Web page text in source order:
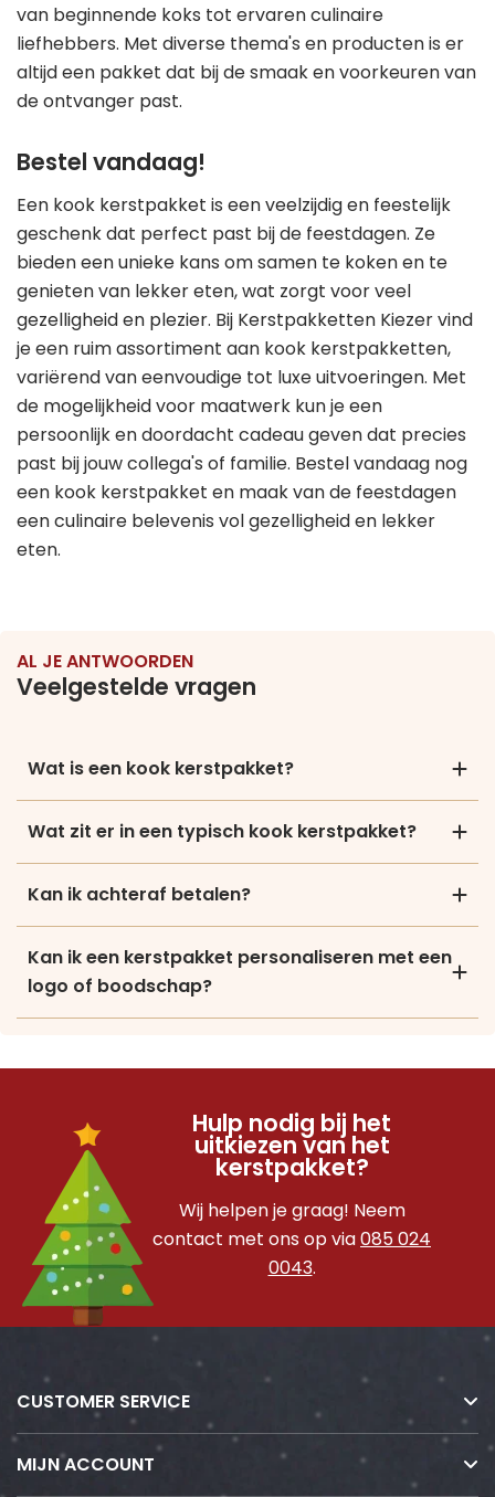
van beginnende koks tot ervaren culinaire
liefhebbers. Met diverse thema's en producten is er
altijd een pakket dat bij de smaak en voorkeuren van
de ontvanger past.
Bestel vandaag!
Een kook kerstpakket is een veelzijdig en feestelijk
geschenk dat perfect past bij de feestdagen. Ze
bieden een unieke kans om samen te koken en te
genieten van lekker eten, wat zorgt voor veel
gezelligheid en plezier. Bij Kerstpakketten Kiezer vind
je een ruim assortiment aan kook kerstpakketten,
variërend van eenvoudige tot luxe uitvoeringen. Met
de mogelijkheid voor maatwerk kun je een
persoonlijk en doordacht cadeau geven dat precies
past bij jouw collega's of familie. Bestel vandaag nog
een kook kerstpakket en maak van de feestdagen
een culinaire belevenis vol gezelligheid en lekker
eten.
AL JE ANTWOORDEN
Veelgestelde vragen
Wat is een kook kerstpakket?
Wat zit er in een typisch kook kerstpakket?
Kan ik achteraf betalen?
Kan ik een kerstpakket personaliseren met een
logo of boodschap?
Hulp nodig bij het
uitkiezen van het
kerstpakket?
Wij helpen je graag! Neem
contact met ons op via085 024
0043.
CUSTOMER SERVICE
MIJN ACCOUNT